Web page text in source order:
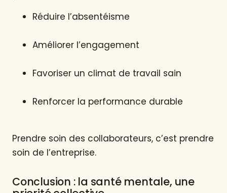
Réduire l’absentéisme
Améliorer l’engagement
Favoriser un climat de travail sain
Renforcer la performance durable
Prendre soin des collaborateurs, c’est prendre
soin de l’entreprise.
Conclusion : la santé mentale, une